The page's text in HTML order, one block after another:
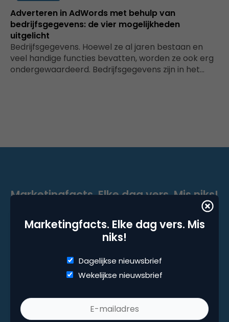
Adverteren in AdWords met behulp van
bedrijfsgegevens: de vier mogelijkheden
uitgelicht
Bedrijfsgegevens. Hoewel ze al jaren bestaan en
veel handige functies bevatten, worden ze ook erg
ondergewaardeerd. Bedrijfsgegevens zijn in het…
Marketingfacts. Elke dag vers. Mis
niks!
Dagelijkse nieuwsbrief
Wekelijkse nieuwsbrief
Marketingfacts. Elke dag vers. Mis niks!
Dagelijkse nieuwsbrief
Wekelijkse nieuwsbrief